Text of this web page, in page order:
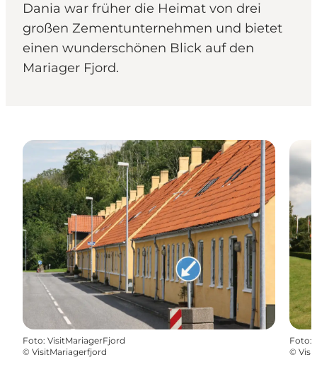
Dania war früher die Heimat von drei
großen Zementunternehmen und bietet
einen wunderschönen Blick auf den
Mariager Fjord.
Foto: VisitMariagerFjord
© VisitMariagerfjord
Foto:
©